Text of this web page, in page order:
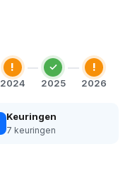
!
2024 2025
!
2026
Keuringen
7 keuringen